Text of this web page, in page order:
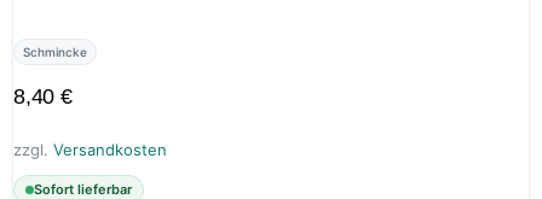
Schmincke
8,40€
zzgl. Versandkosten
Sofort lieferbar